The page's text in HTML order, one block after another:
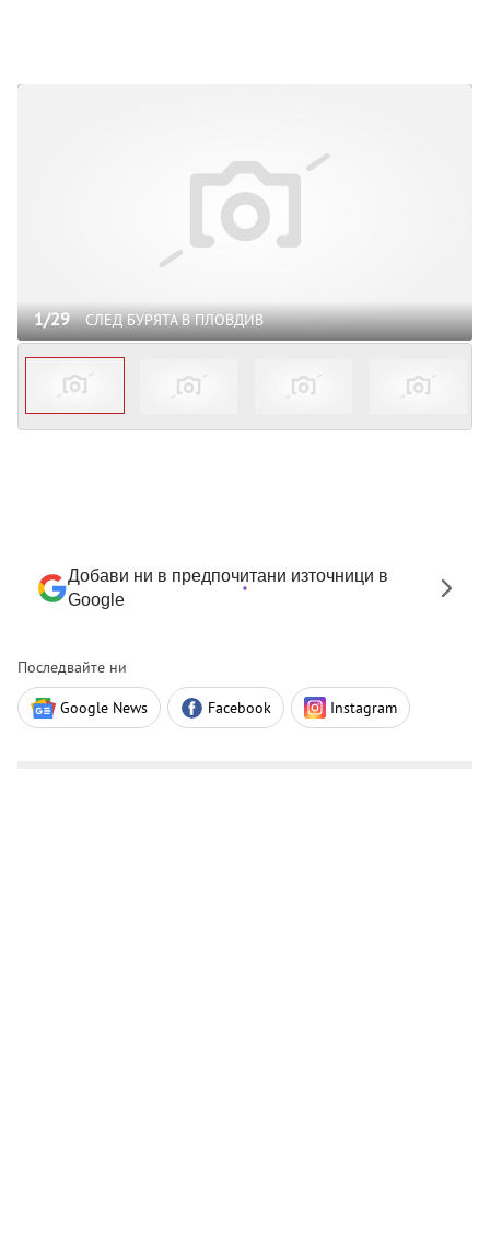
1/29 СЛЕД БУРЯТА В ПЛОВДИВ
Добави ни в предпочитани източници в
Google
Последвайте ни
Google News Facebook Instagram